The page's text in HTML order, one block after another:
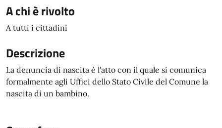
A chi è rivolto
A tutti i cittadini
Descrizione
La denuncia di nascita è l'atto con il quale si comunica
formalmente agli Uffici dello Stato Civile del Comune la
nascita di un bambino.